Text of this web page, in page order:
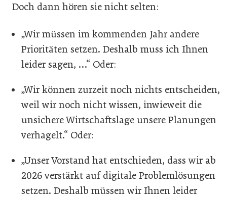
Doch dann hören sie nicht selten:
„Wir müssen im kommenden Jahr andere
Prioritäten setzen. Deshalb muss ich Ihnen
leider sagen, …“ Oder:
„Wir können zurzeit noch nichts entscheiden,
weil wir noch nicht wissen, inwieweit die
unsichere Wirtschaftslage unsere Planungen
verhagelt.“ Oder:
„Unser Vorstand hat entschieden, dass wir ab
2026 verstärkt auf digitale Problemlösungen
setzen. Deshalb müssen wir Ihnen leider